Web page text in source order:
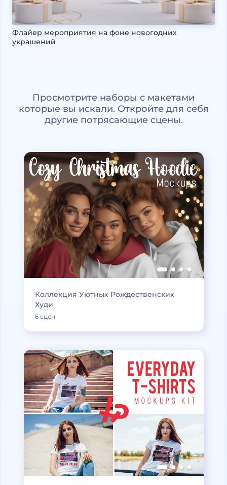
Флайер мероприятия на фоне новогодних
украшений
Просмотрите наборы с макетами
которые вы искали. Откройте для себя
другие потрясающие сцены.
Коллекция Уютных Рождественских
Худи
6 сцен